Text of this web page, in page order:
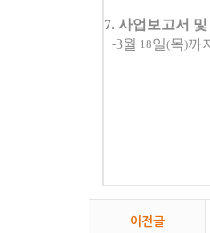
7. 사업보고서 및
-3월 18일(목)까
이전글